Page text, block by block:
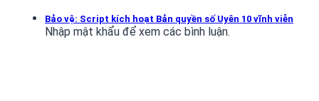
Bảo vệ: Script kích hoạt Bản quyền số Uyên 10 vĩnh viễn
Nhập mật khẩu để xem các bình luận.